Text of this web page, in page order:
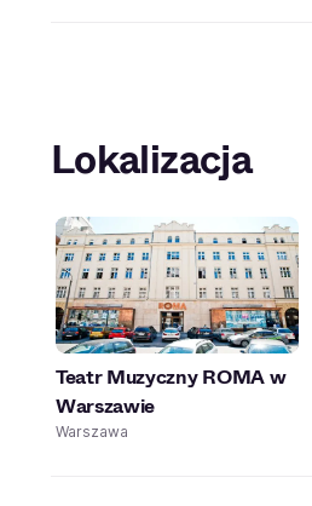
Lokalizacja
Teatr Muzyczny ROMA w
Warszawie
Warszawa